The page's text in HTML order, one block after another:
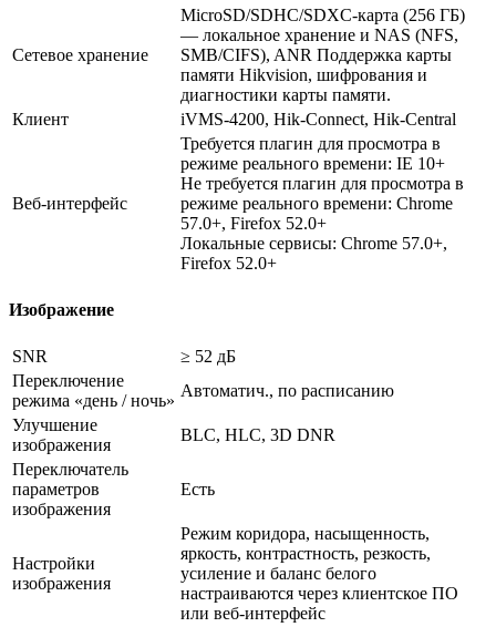
Сетевое хранение
MicroSD/SDHC/SDXC-карта (256 ГБ)
— локальное хранение и NAS (NFS,
SMB/CIFS), ANR Поддержка карты
памяти Hikvision, шифрования и
диагностики карты памяти.
Клиент
iVMS-4200, Hik-Connect, Hik-Central
Веб-интерфейс
Требуется плагин для просмотра в
режиме реального времени: IE 10+
Не требуется плагин для просмотра в
режиме реального времени: Chrome
57.0+, Firefox 52.0+
Локальные сервисы: Chrome 57.0+,
Firefox 52.0+
Изображение
SNR
≥ 52 дБ
Переключение
режима «день / ночь»
Автоматич., по расписанию
Улучшение
изображения
BLC, HLC, 3D DNR
Переключатель
параметров
изображения
Есть
Настройки
изображения
Режим коридора, насыщенность,
яркость, контрастность, резкость,
усиление и баланс белого
настраиваются через клиентское ПО
или веб-интерфейс